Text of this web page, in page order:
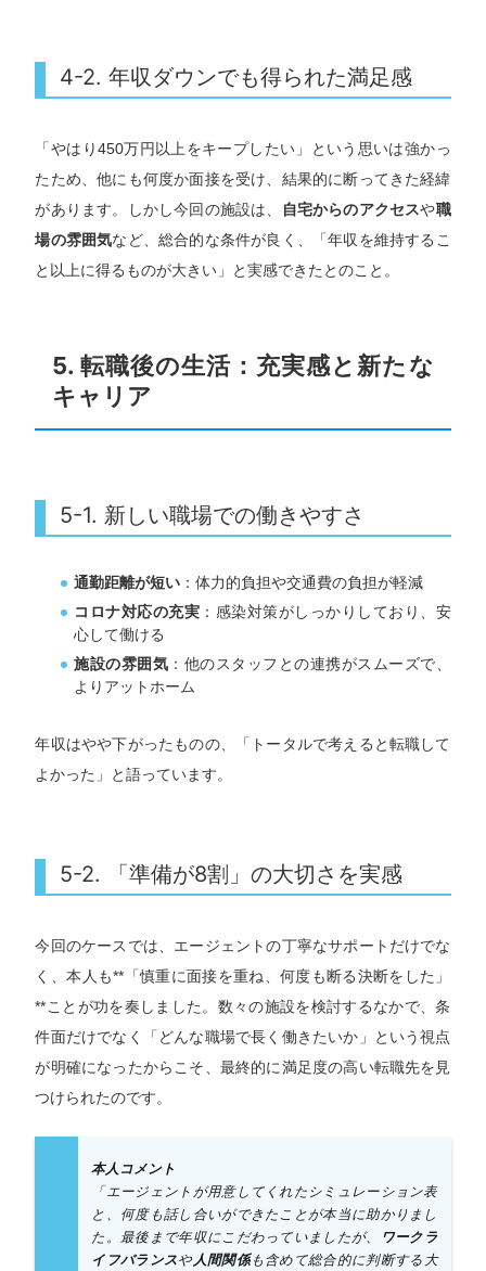
4-2. 年収ダウンでも得られた満足感
「やはり450万円以上をキープしたい」という思いは強かっ
たため、他にも何度か面接を受け、結果的に断ってきた経緯
があります。しかし今回の施設は、
自宅からのアクセスや職
場の雰囲気など、総合的な条件が良く、「年収を維持するこ
と以上に得るものが大きい」と実感できたとのこと。
5. 転職後の生活：充実感と新たな
キャリア
5-1. 新しい職場での働きやすさ
通勤距離が短い ：体力的負担や交通費の負担が軽減
コロナ対応の充実 ：感染対策がしっかりしており、安
心して働ける
施設の雰囲気 ：他のスタッフとの連携がスムーズで、
よりアットホーム
年収はやや下がったものの、「トータルで考えると転職して
よかった」と語っています。
5-2. 「準備が8割」の大切さを実感
今回のケースでは、エージェントの丁寧なサポートだけでな
く、本人も**「慎重に面接を重ね、何度も断る決断をした」
**ことが功を奏しました。数々の施設を検討するなかで、条
件面だけでなく「どんな職場で長く働きたいか」という視点
が明確になったからこそ、最終的に満足度の高い転職先を見
つけられたのです。
本人コメント
「エージェントが用意してくれたシミュレーション表
と、何度も話し合いができたことが本当に助かりまし
た。最後まで年収にこだわっていましたが、
ワークラ
イフバランスや人間関係も含めて総合的に判断する大